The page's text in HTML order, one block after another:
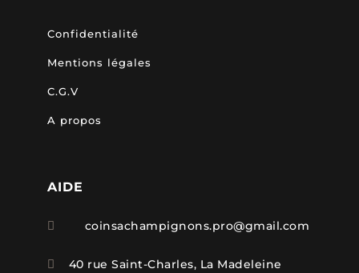
Confidentialité
Mentions légales
C.G.V
A propos
AIDE
 coinsachampignons.pro@gmail.com
 40 rue Saint-Charles, La Madeleine